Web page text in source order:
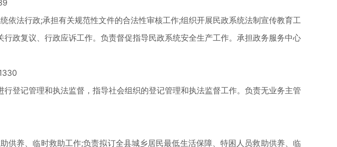
法行政;承担有关规范性文件的合法性审核工作;组织开展民政系统法制宣传教育工
政复议、行政应诉工作。负责督促指导民政系统安全生产工作。承担政务服务中心
记管理和执法监督，指导社会组织的登记管理和执法监督工作。负责无业务主管
养、临时救助工作;负责拟订全县城乡居民最低生活保障、特困人员救助供养、临